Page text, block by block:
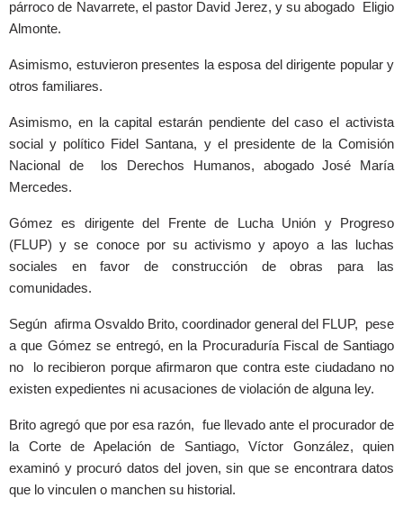
párroco de Navarrete, el pastor David Jerez, y su abogado Eligio
Almonte.
Asimismo, estuvieron presentes la esposa del dirigente popular y
otros familiares.
Asimismo, en la capital estarán pendiente del caso el activista
social y político Fidel Santana, y el presidente de la Comisión
Nacional de los Derechos Humanos, abogado José María
Mercedes.
Gómez es dirigente del Frente de Lucha Unión y Progreso
(FLUP) y se conoce por su activismo y apoyo a las luchas
sociales en favor de construcción de obras para las
comunidades.
Según afirma Osvaldo Brito, coordinador general del FLUP, pese
a que Gómez se entregó, en la Procuraduría Fiscal de Santiago
no lo recibieron porque afirmaron que contra este ciudadano no
existen expedientes ni acusaciones de violación de alguna ley.
Brito agregó que por esa razón, fue llevado ante el procurador de
la Corte de Apelación de Santiago, Víctor González, quien
examinó y procuró datos del joven, sin que se encontrara datos
que lo vinculen o manchen su historial.